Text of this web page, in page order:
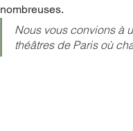
nombreuses.
Nous vous convions à
théâtres de Paris où